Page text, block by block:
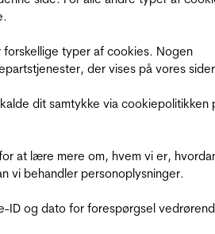
forskellige typer af cookies. Nogen
der vises på vores
dit samtykke via cookiepolitikken
at lære mere om, hvem vi er,
vi behandler personoplysninger.
ID og dato for forespørgsel